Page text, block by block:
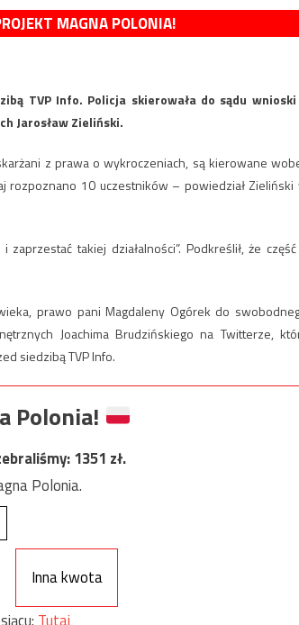
MAGNA POLONIA!
TVP Info. Policja skierowała do sądu
Jarosław Zieliński.
z prawa o wykroczeniach, są kierowane
rozpoznano 10 uczestników – powiedział Zieliński
takiej działalności”. Podkreślił, że
prawo pani Magdaleny Ogórek do
Joachima Brudzińskiego na Twitterze,
siedzibą TVP Info.
Polonia!
1351 zł.
Polonia.
Inna kwota